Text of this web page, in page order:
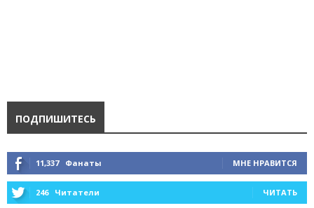
ПОДПИШИТЕСЬ
11,337 Фанаты МНЕ НРАВИТСЯ
246 Читатели ЧИТАТЬ